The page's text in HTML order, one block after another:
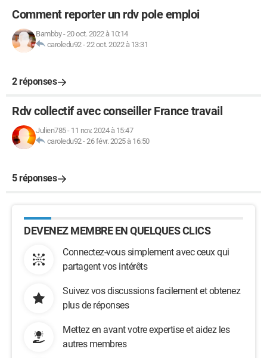
Comment reporter un rdv pole emploi
Bambby-20 oct. 2022 à 10:14
caroledu92-22 oct. 2022 à 13:31
2 réponses
Rdv collectif avec conseiller France travail
Julien785- 11 nov. 2024 à 15:47
caroledu92-26 févr. 2025 à 16:50
5 réponses
DEVENEZ MEMBRE EN QUELQUES CLICS
Connectez-vous simplement avec ceux qui
partagent vos intérêts
Suivez vos discussions facilement et obtenez
plus de réponses
Mettez en avant votre expertise et aidez les
autres membres